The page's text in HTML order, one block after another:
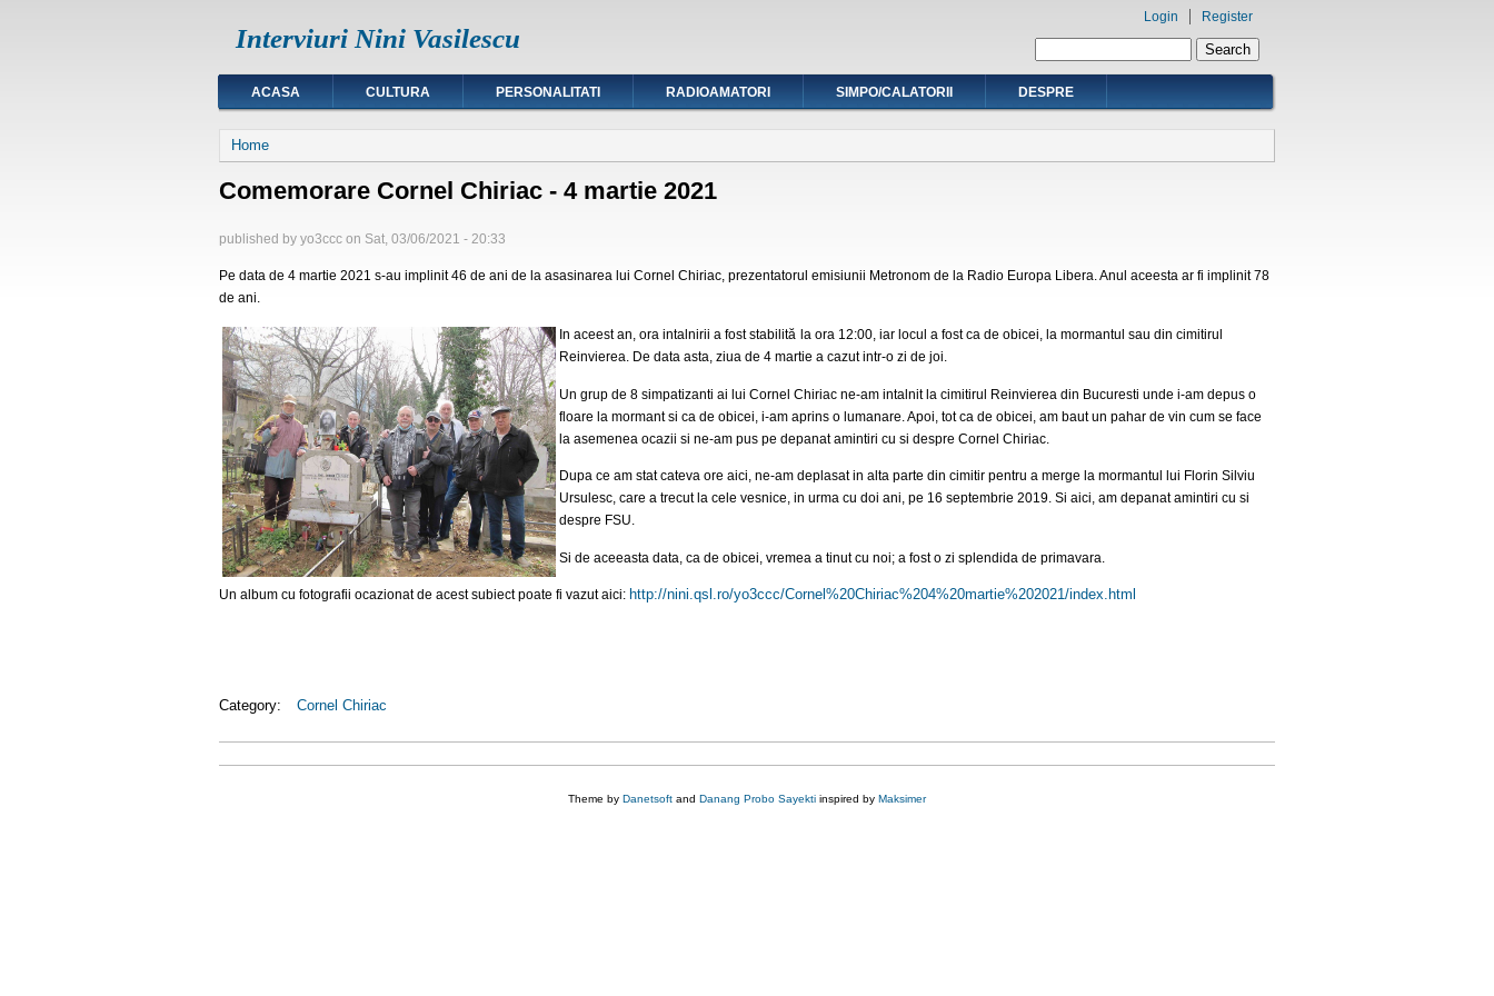
Interviuri Nini Vasilescu
Login Register
ACASA CULTURA PERSONALITATI RADIOAMATORI SIMPO/CALATORII DESPRE
You are here
Home
Comemorare Cornel Chiriac - 4 martie 2021
published by yo3ccc on Sat, 03/06/2021 - 20:33
Pe data de 4 martie 2021 s-au implinit 46 de ani de la asasinarea lui Cornel Chiriac, prezentatorul emisiunii Metronom de la Radio Europa Libera. Anul aceesta ar fi implinit 78
de ani.
In aceest an, ora intalnirii a fost stabilită la ora 12:00, iar locul a fost ca de obicei, la mormantul sau din cimitirul
Reinvierea. De data asta, ziua de 4 martie a cazut intr-o zi de joi.
Un grup de 8 simpatizanti ai lui Cornel Chiriac ne-am intalnit la cimitirul Reinvierea din Bucuresti unde i-am depus o
floare la mormant si ca de obicei, i-am aprins o lumanare. Apoi, tot ca de obicei, am baut un pahar de vin cum se face
la asemenea ocazii si ne-am pus pe depanat amintiri cu si despre Cornel Chiriac.
Dupa ce am stat cateva ore aici, ne-am deplasat in alta parte din cimitir pentru a merge la mormantul lui Florin Silviu
Ursulesc, care a trecut la cele vesnice, in urma cu doi ani, pe 16 septembrie 2019. Si aici, am depanat amintiri cu si
despre FSU.
Si de aceeasta data, ca de obicei, vremea a tinut cu noi; a fost o zi splendida de primavara.
Un album cu fotografii ocazionat de acest subiect poate fi vazut aici: http://nini.qsl.ro/yo3ccc/Cornel%20Chiriac%204%20martie%202021/index.html
Category: Cornel Chiriac
Theme by Danetsoft and Danang Probo Sayekti inspired by Maksimer